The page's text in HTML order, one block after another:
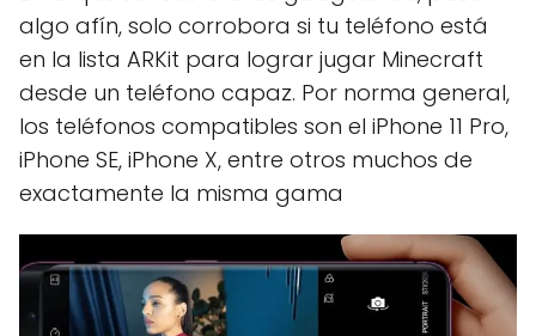
algo afín, solo corrobora si tu teléfono está
en la lista ARKit para lograr jugar Minecraft
desde un teléfono capaz. Por norma general,
los teléfonos compatibles son el iPhone 11 Pro,
iPhone SE, iPhone X, entre otros muchos de
exactamente la misma gama